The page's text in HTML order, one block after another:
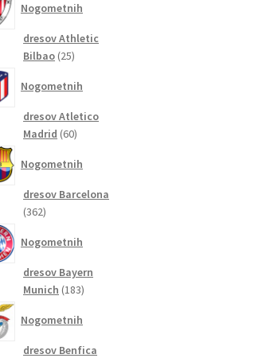
Nogometnih
dresov Athletic
Bilbao 2525
Nogometnih
dresov Atletico
Madrid 6060
Nogometnih
dresov Barcelona
362362
Nogometnih
dresov Bayern
Munich 183183
Nogometnih
dresov Benfica